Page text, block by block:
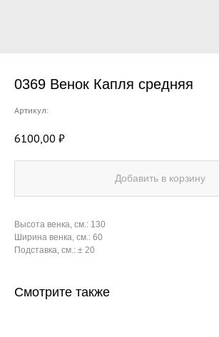
0369 Венок Капля средняя
Артикул:
6100,00 ₽
Добавить в корзину
Высота венка, см.: 130
Ширина венка, см.: 60
Подставка, см.: ± 20
Смотрите также